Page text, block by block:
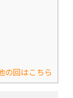
の回はこちら